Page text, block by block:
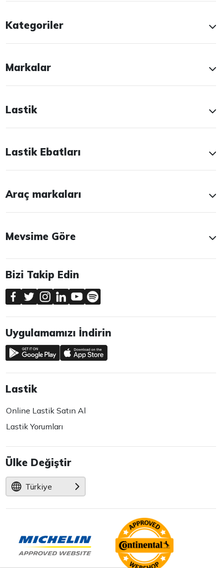
Kategoriler
Markalar
Lastik
Lastik Ebatları
Araç markaları
Mevsime Göre
Bizi Takip Edin
Uygulamamızı İndirin
Lastik
Online Lastik Satın Al
Lastik Yorumları
Ülke Değiştir
Türkiye